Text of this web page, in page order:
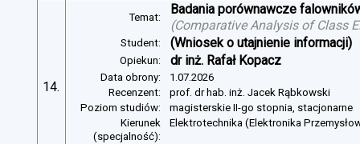
14.
Temat:
Badania porównawcze
(Comparative Analysis of Class
Student: (Wniosek o utajnienie informacji)
Opiekun: dr inż. Rafał Kopacz
Data obrony:
1.07.2026
Recenzent:
prof. dr hab. inż. Jacek Rąbkowski
Poziom studiów:
magisterskie II-go stopnia, stacjonarne
Kierunek
(specjalność):
Elektrotechnika (Elektronika